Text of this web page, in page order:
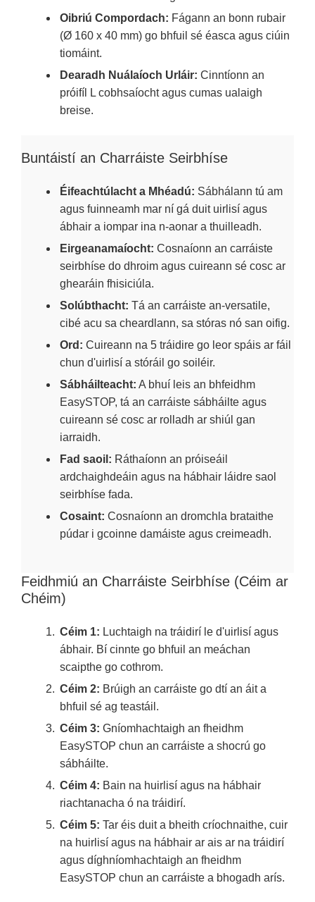
Oibriú Compordach: Fágann an bonn rubair
(Ø 160 x 40 mm) go bhfuil sé éasca agus ciúin
tiomáint.
Dearadh Nuálaíoch Urláir: Cinntíonn an
próifíl L cobhsaíocht agus cumas ualaigh
breise.
Buntáistí an Charráiste Seirbhíse
Éifeachtúlacht a Mhéadú: Sábhálann tú am
agus fuinneamh mar ní gá duit uirlisí agus
ábhair a iompar ina n-aonar a thuilleadh.
Eirgeanamaíocht: Cosnaíonn an carráiste
seirbhíse do dhroim agus cuireann sé cosc ar
ghearáin fhisiciúla.
Solúbthacht: Tá an carráiste an-versatile,
cibé acu sa cheardlann, sa stóras nó san oifig.
Ord: Cuireann na 5 tráidire go leor spáis ar fáil
chun d'uirlisí a stóráil go soiléir.
Sábháilteacht: A bhuí leis an bhfeidhm
EasySTOP, tá an carráiste sábháilte agus
cuireann sé cosc ar rolladh ar shiúl gan
iarraidh.
Fad saoil: Ráthaíonn an próiseáil
ardchaighdeáin agus na hábhair láidre saol
seirbhíse fada.
Cosaint: Cosnaíonn an dromchla brataithe
púdar i gcoinne damáiste agus creimeadh.
Feidhmiú an Charráiste Seirbhíse (Céim ar
Chéim)
Céim 1: Luchtaigh na tráidirí le d'uirlisí agus
ábhair. Bí cinnte go bhfuil an meáchan
scaipthe go cothrom.
Céim 2: Brúigh an carráiste go dtí an áit a
bhfuil sé ag teastáil.
Céim 3: Gníomhachtaigh an fheidhm
EasySTOP chun an carráiste a shocrú go
sábháilte.
Céim 4: Bain na huirlisí agus na hábhair
riachtanacha ó na tráidirí.
Céim 5: Tar éis duit a bheith críochnaithe, cuir
na huirlisí agus na hábhair ar ais ar na tráidirí
agus díghníomhachtaigh an fheidhm
EasySTOP chun an carráiste a bhogadh arís.